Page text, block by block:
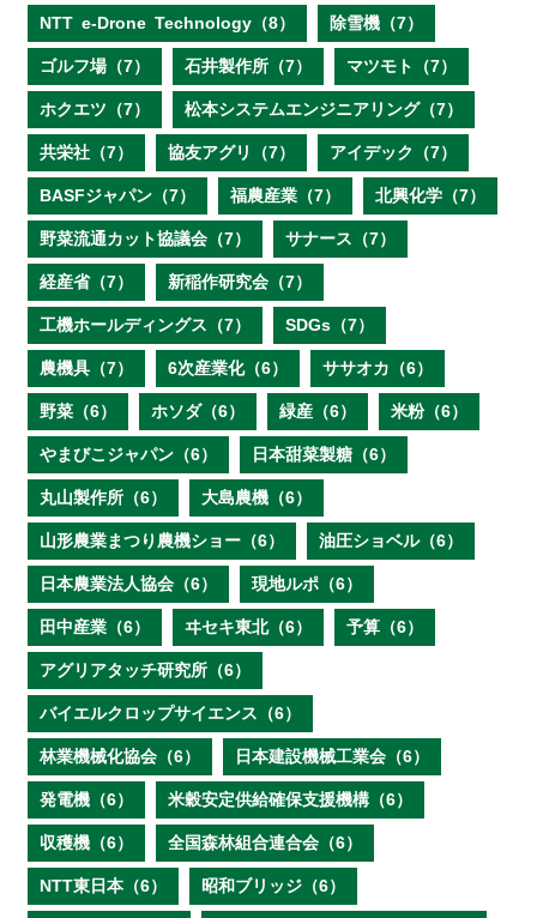
NTT e‐Drone Technology（8） 除雪機（7）
ゴルフ場（7） 石井製作所（7） マツモト（7）
ホクエツ（7） 松本システムエンジニアリング（7）
共栄社（7） 協友アグリ（7） アイデック（7）
BASFジャパン（7） 福農産業（7） 北興化学（7）
野菜流通カット協議会（7） サナース（7）
経産省（7） 新稲作研究会（7）
工機ホールディングス（7） SDGs（7）
農機具（7） 6次産業化（6） ササオカ（6）
野菜（6） ホソダ（6） 緑産（6） 米粉（6）
やまびこジャパン（6） 日本甜菜製糖（6）
丸山製作所（6） 大島農機（6）
山形農業まつり農機ショー（6） 油圧ショベル（6）
日本農業法人協会（6） 現地ルポ（6）
田中産業（6） ヰセキ東北（6） 予算（6）
アグリアタッチ研究所（6）
バイエルクロップサイエンス（6）
林業機械化協会（6） 日本建設機械工業会（6）
発電機（6） 米穀安定供給確保支援機構（6）
収穫機（6） 全国森林組合連合会（6）
NTT東日本（6） 昭和ブリッジ（6）